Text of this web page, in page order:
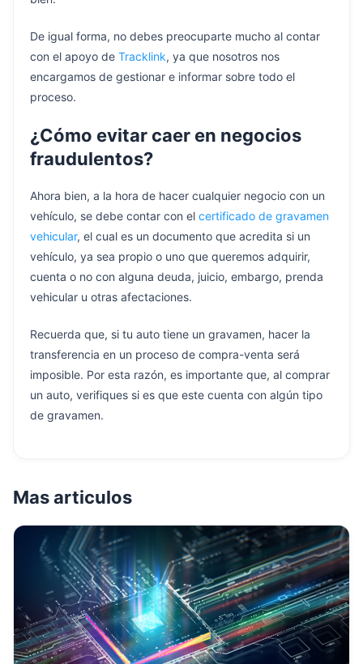
De igual forma, no debes preocuparte mucho al contar
con el apoyo de Tracklink, ya que nosotros nos
encargamos de gestionar e informar sobre todo el
proceso.
¿Cómo evitar caer en negocios
fraudulentos?
Ahora bien, a la hora de hacer cualquier negocio con un
vehículo, se debe contar con el certificado de gravamen
vehicular, el cual es un documento que acredita si un
vehículo, ya sea propio o uno que queremos adquirir,
cuenta o no con alguna deuda, juicio, embargo, prenda
vehicular u otras afectaciones.
Recuerda que, si tu auto tiene un gravamen, hacer la
transferencia en un proceso de compra-venta será
imposible. Por esta razón, es importante que, al comprar
un auto, verifiques si es que este cuenta con algún tipo
de gravamen.
Mas articulos